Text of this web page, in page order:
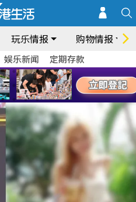
玩乐情报 购物情报
娱乐新闻 定期存款